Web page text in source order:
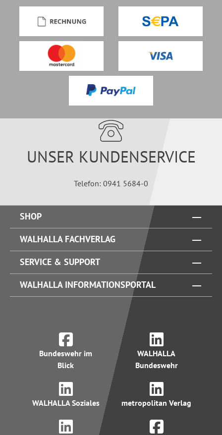
UNSER KUNDENSERVICE
Telefon: 0941 5684-0
SHOP
WALHALLA FACHVERLAG
SERVICE & SUPPORT
WALHALLA INFORMATIONSPORTAL
Bundeswehr im
Blick
WALHALLA
Bundeswehr
WALHALLA Soziales metropolitan Verlag